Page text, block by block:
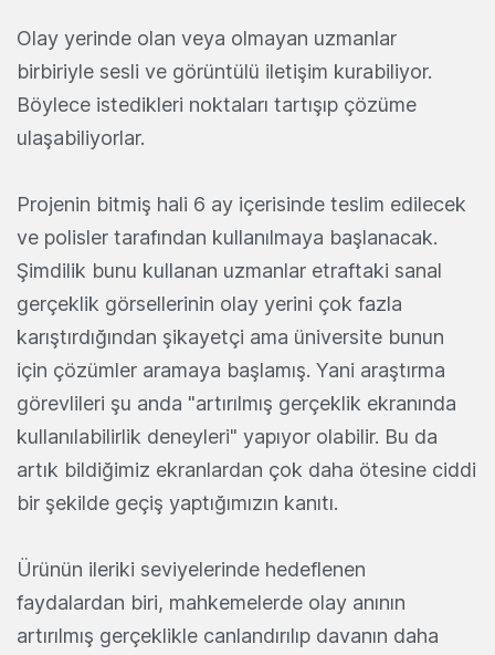
Olay yerinde olan veya olmayan uzmanlar
birbiriyle sesli ve görüntülü iletişim kurabiliyor.
Böylece istedikleri noktaları tartışıp çözüme
ulaşabiliyorlar.
Projenin bitmiş hali 6 ay içerisinde teslim edilecek
ve polisler tarafından kullanılmaya başlanacak.
Şimdilik bunu kullanan uzmanlar etraftaki sanal
gerçeklik görsellerinin olay yerini çok fazla
karıştırdığından şikayetçi ama üniversite bunun
için çözümler aramaya başlamış. Yani araştırma
görevlileri şu anda "artırılmış gerçeklik ekranında
kullanılabilirlik deneyleri" yapıyor olabilir. Bu da
artık bildiğimiz ekranlardan çok daha ötesine ciddi
bir şekilde geçiş yaptığımızın kanıtı.
Ürünün ileriki seviyelerinde hedeflenen
faydalardan biri, mahkemelerde olay anının
artırılmış gerçeklikle canlandırılıp davanın daha